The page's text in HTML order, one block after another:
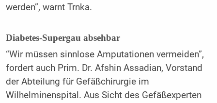
werden”, warnt Trnka.
Diabetes-Supergau absehbar
“Wir müssen sinnlose Amputationen vermeiden”,
fordert auch Prim. Dr. Afshin Assadian, Vorstand
der Abteilung für Gefäßchirurgie im
Wilhelminenspital. Aus Sicht des Gefäßexperten